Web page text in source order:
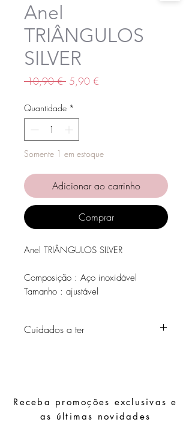
Anel
TRIÂNGULOS
SILVER
10,90 € Preço
5,90 €
Quantidade *
Somente 1 em estoque
Adicionar ao carrinho
Comprar
Anel TRIÂNGULOS SILVER
Composição : Aço inoxidável
Tamanho : ajustável
Cuidados a ter
Guarde as suas peças num local seco e
evite juntá-las com peças de fácil
Receba promoções exclusivas e
as últimas novidades